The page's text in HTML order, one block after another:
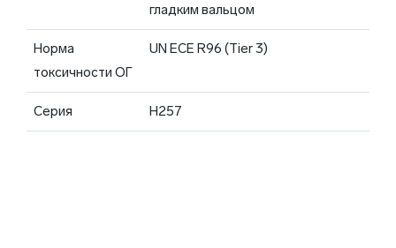
гладким вальцом
Норма
токсичности ОГ
UN ECE R96 (Tier 3)
Серия H257